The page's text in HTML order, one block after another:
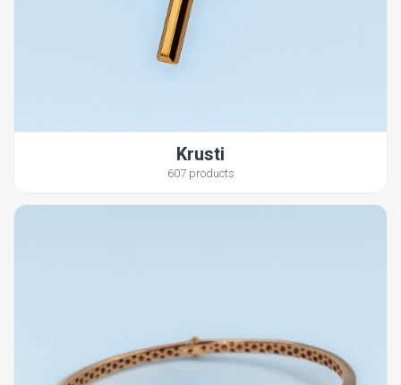
Krusti
607 products